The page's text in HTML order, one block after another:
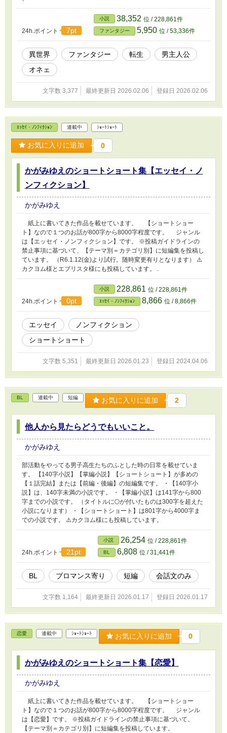
24h.ポイント 7pt
小説 38,352 位 / 228,861件
ファンタジー 5,950 位 / 53,336件
異世界 ファンタジー 転生
男主人公
オネェ
文字数 3,377 最終更新日 2026.02.06 登録日 2026.02.06
ｴｯｾｲ・ﾉﾝﾌｨｸｼｮﾝ 連載中 ｼｮｰﾄｼｮｰﾄ
お気に入りに追加 0
かがみゆえのショートショート集【エッセイ・ノ
ンフィクション】
かがみゆえ
紙上に書いてきた作品を載せています。 【ショートショー
ト】なので１つのお話が800字から8000字程度です。 ジャンル
は【エッセイ・ノンフィクション】です。 ※投稿ガイドラインの
禁止事項に基づいて、【テーマ別＝カテゴリ別】に短編集を投稿し
ています。 （R6.1.12(金)より試行。随時変更有りとなります） ⚠️
カクヨム様とエブリスタ様にも投稿しています。 .
24h.ポイント 0pt
小説 228,861 位 / 228,861件
ｴｯｾｲ・ﾉﾝﾌｨｸｼｮﾝ 8,866 位 / 8,866件
エッセイ
ノンフィクション
ショートショート
文字数 5,351 最終更新日 2026.01.23 登録日 2024.04.06
BL 連載中 短編 お気に入りに追加 2
他人から見たらどうでもいいこと。
かがみゆえ
部活動をやってる男子高生たちのふとした時の日常を載せていま
す。 【140字小説】【掌編小説】【ショートショート】が多めの
【１話完結】または【前編・後編】の短編集です。 ・【140字小
説】は、140字未満の小説です。 ・【掌編小説】は141字から800
字までの小説です。 （タイトルに🌕️が付いたものは300字を超えた
小説になります） ・【ショートショート】は801字から4000字ま
での小説です。 ⚠️カクヨム様にも投稿しています。
24h.ポイント 21pt
小説 26,254 位 / 228,861件
BL 6,808 位 / 31,441件
BL ブロマンス寄り 短編 会話文のみ
文字数 1,164 最終更新日 2026.01.17 登録日 2026.01.17
恋愛 連載中 ｼｮｰﾄｼｮｰﾄ お気に入りに追加 0
かがみゆえのショートショート集【恋愛】
かがみゆえ
紙上に書いてきた作品を載せています。 【ショートショー
ト】なので１つのお話が800字から8000字程度です。 ジャンル
は【恋愛】です。 ※投稿ガイドラインの禁止事項に基づいて、
【テーマ別＝カテゴリ別】に短編集を投稿しています。